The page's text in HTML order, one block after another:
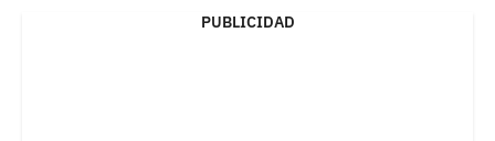
PUBLICIDAD